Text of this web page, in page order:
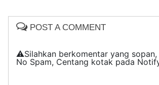
POST A COMMENT
⚠️Silahkan berkomentar yang sopan,
No Spam, Centang kotak pada